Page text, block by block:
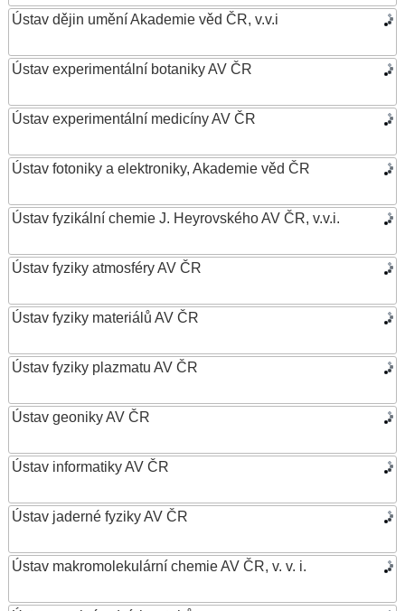
Ústav dějin umění Akademie věd ČR, v.v.i
Ústav experimentální botaniky AV ČR
Ústav experimentální medicíny AV ČR
Ústav fotoniky a elektroniky, Akademie věd ČR
Ústav fyzikální chemie J. Heyrovského AV ČR, v.v.i.
Ústav fyziky atmosféry AV ČR
Ústav fyziky materiálů AV ČR
Ústav fyziky plazmatu AV ČR
Ústav geoniky AV ČR
Ústav informatiky AV ČR
Ústav jaderné fyziky AV ČR
Ústav makromolekulární chemie AV ČR, v. v. i.